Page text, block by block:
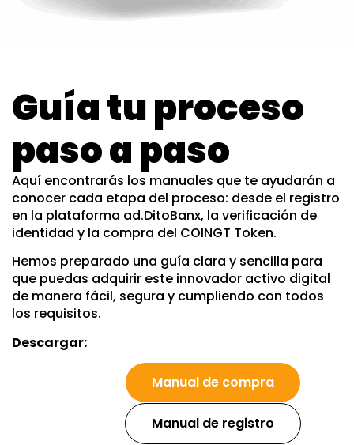
Guía tu proceso
paso a paso
Aquí encontrarás los manuales que te ayudarán a
conocer cada etapa del proceso: desde el registro
en la plataforma ad.DitoBanx, la verificación de
identidad y la compra del COINGT Token.
Hemos preparado una guía clara y sencilla para
que puedas adquirir este innovador activo digital
de manera fácil, segura y cumpliendo con todos
los requisitos.
Descargar:
Manual de compra
Manual de registro